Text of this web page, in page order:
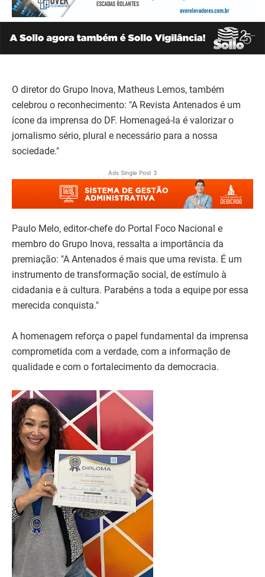
O diretor do Grupo Inova, Matheus Lemos, também
celebrou o reconhecimento: "A Revista Antenados é um
ícone da imprensa do DF. Homenageá-la é valorizar o
jornalismo sério, plural e necessário para a nossa
sociedade."
Ads Single Post 3
Paulo Melo, editor-chefe do Portal Foco Nacional e
membro do Grupo Inova, ressalta a importância da
premiação: "A Antenados é mais que uma revista. É um
instrumento de transformação social, de estímulo à
cidadania e à cultura. Parabéns a toda a equipe por essa
merecida conquista."
A homenagem reforça o papel fundamental da imprensa
comprometida com a verdade, com a informação de
qualidade e com o fortalecimento da democracia.